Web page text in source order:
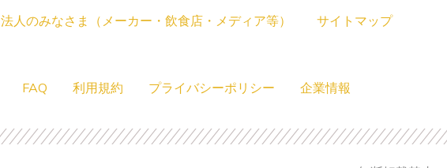
法人のみなさま（メーカー・飲食店・メディア等） サイトマップ
FAQ 利用規約 プライバシーポリシー 企業情報